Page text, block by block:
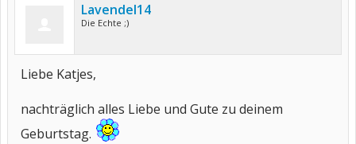
Lavendel14
Die Echte ;)
Liebe Katjes,
nachträglich alles Liebe und Gute zu deinem
Geburtstag.